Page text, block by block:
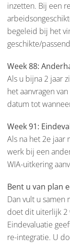
inzetten. Bij een
begeleid bij het
geschikte/
Week 88:
Als u bijna 2 jaar
het aanvragen
datum tot
Week 91:
Als na het 2e jaar
werk bij een
WIA-uitkering
Bent u van plan
Dan vult u samen
doet dit uiterlijk 2
Eindevaluatie
re-integratie. U